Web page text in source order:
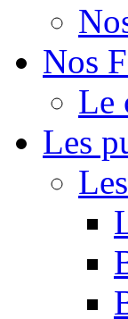
Nos
Le
Les